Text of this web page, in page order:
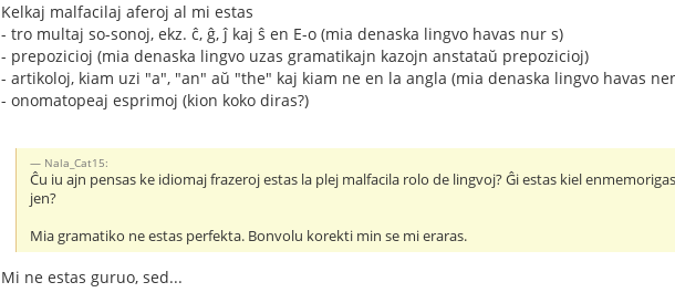
Kelkaj malfacilaj aferoj al mi estas
- tro multaj so-sonoj, ekz. ĉ, ĝ, ĵ kaj ŝ en E-o (mia denaska lingvo havas nur s)
- prepozicioj (mia denaska lingvo uzas gramatikajn kazojn anstataŭ prepozicioj)
- artikoloj, kiam uzi "a", "an" aŭ "the" kaj kiam ne en la angla (mia denaska lingvo havas
- onomatopeaj esprimoj (kion koko diras?)
Nala_Cat15:
Ĉu iu ajn pensas ke idiomaj frazeroj estas la plej malfacila rolo de lingvoj? Ĝi estas kiel
jen?
Mia gramatiko ne estas perfekta. Bonvolu korekti min se mi eraras.
Mi ne estas guruo, sed...